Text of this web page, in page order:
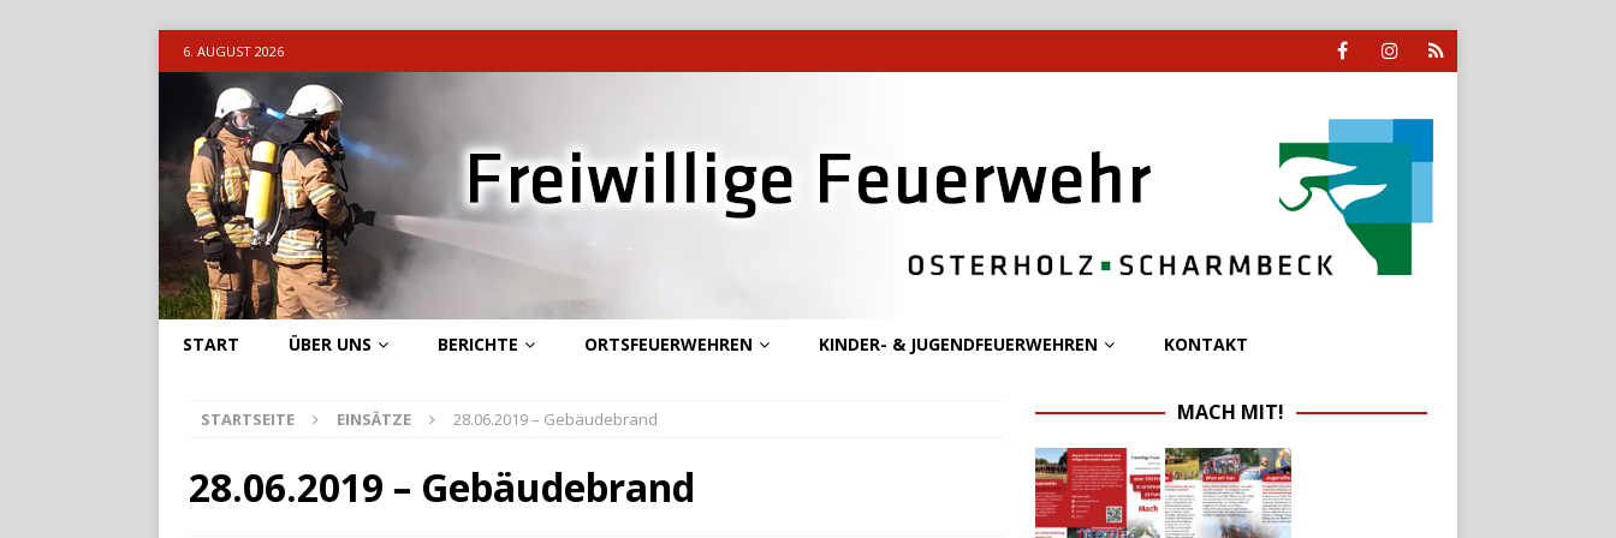
6. AUGUST 2026
START ÜBER UNS BERICHTE ORTSFEUERWEHREN KINDER- & JUGENDFEUERWEHREN KONTAKT
STARTSEITE EINSÄTZE 28.06.2019 – Gebäudebrand
28.06.2019 – Gebäudebrand
MACH MIT!